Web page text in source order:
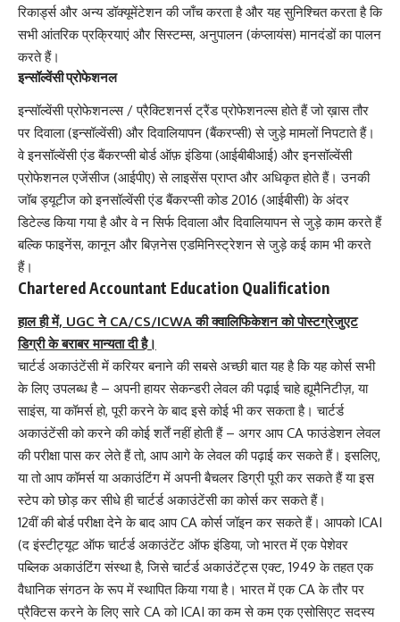
रिकार्ड्स और अन्य डॉक्यूमेंटेशन की जाँच करता है और यह सुनिश्चित करता है कि
सभी आंतरिक प्रक्रियाएं और सिस्टम्स, अनुपालन (कंप्लायंस) मानदंडों का पालन
करते हैं।
इन्सॉल्वेंसी प्रोफेशनल
इन्सॉल्वेंसी प्रोफेशनल्स / प्रैक्टिशनर्स ट्रैंड प्रोफेशनल्स होते हैं जो ख़ास तौर
पर दिवाला (इन्सॉल्वेंसी) और दिवालियापन (बैंकरप्सी) से जुड़े मामलों निपटाते हैं।
वे इनसॉल्वेंसी एंड बैंकरप्सी बोर्ड ऑफ़ इंडिया (आईबीबीआई) और इनसॉल्वेंसी
प्रोफेशनल एजेंसीज (आईपीए) से लाइसेंस प्राप्त और अधिकृत होते हैं। उनकी
जॉब ड्यूटीज को इनसॉल्वेंसी एंड बैंकरप्सी कोड 2016 (आईबीसी) के अंदर
डिटेल्ड किया गया है और वे न सिर्फ दिवाला और दिवालियापन से जुड़े काम करते हैं
बल्कि फाइनेंस, कानून और बिज़नेस एडमिनिस्ट्रेशन से जुड़े कई काम भी करते
हैं।
Chartered Accountant Education Qualification
हाल ही में, UGC ने CA/CS/ICWA की क्वालिफिकेशन को पोस्टग्रेजुएट
डिग्री के बराबर मान्यता दी है।
चार्टर्ड अकाउंटेंसी में करियर बनाने की सबसे अच्छी बात यह है कि यह कोर्स सभी
के लिए उपलब्ध है – अपनी हायर सेकन्डरी लेवल की पढ़ाई चाहे ह्यूमैनिटीज़, या
साइंस, या कॉमर्स हो, पूरी करने के बाद इसे कोई भी कर सकता है। चार्टर्ड
अकाउंटेंसी को करने की कोई शर्तें नहीं होती हैं – अगर आप CA फाउंडेशन लेवल
की परीक्षा पास कर लेते हैं तो, आप आगे के लेवल की पढ़ाई कर सकते हैं। इसलिए,
या तो आप कॉमर्स या अकाउंटिंग में अपनी बैचलर डिग्री पूरी कर सकते हैं या इस
स्टेप को छोड़ कर सीधे ही चार्टर्ड अकाउंटेंसी का कोर्स कर सकते हैं।
12वीं की बोर्ड परीक्षा देने के बाद आप CA कोर्स जॉइन कर सकते हैं। आपको ICAI
(द इंस्टीट्यूट ऑफ चार्टर्ड अकाउंटेंट ऑफ इंडिया, जो भारत में एक पेशेवर
पब्लिक अकाउंटिंग संस्था है, जिसे चार्टर्ड अकाउंटेंट्स एक्ट, 1949 के तहत एक
वैधानिक संगठन के रूप में स्थापित किया गया है। भारत में एक CA के तौर पर
प्रैक्टिस करने के लिए सारे CA को ICAI का कम से कम एक एसोसिएट सदस्य